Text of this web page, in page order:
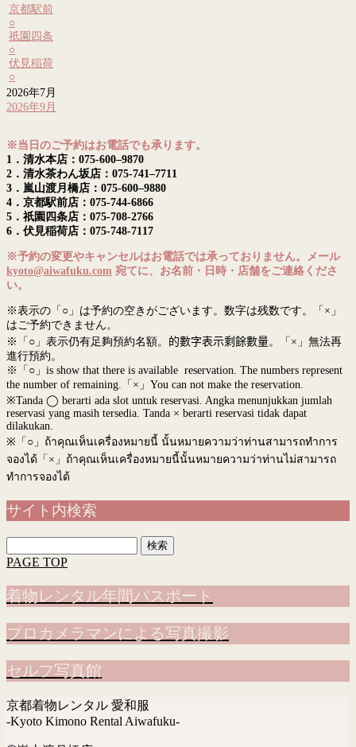
京都駅前
○
祇園四条
○
伏見稲荷
○
2026年7月
2026年9月
※当日のご予約はお電話でも承ります。
1．清水本店：075-600–9870
2．清水茶わん坂店：075-741–7711
3．嵐山渡月橋店：075-600–9880
4．京都駅前店：075-744-6866
5．祇園四条店：075-708-2766
6．伏見稲荷店：075-748-7117
※予約の変更やキャンセルはお電話では承っておりません。メール
kyoto@aiwafuku.com 宛てに、お名前・日時・店舗をご連絡くださ
い。
※表示の「○」は予約の空きがございます。数字は残数です。「×」
はご予約できません。
※「○」表示仍有足夠預約名額。 的數字表示剩餘數量。「×」無法再
進行預約。
※「○」is show that there is available reservation. The numbers represent
the number of remaining.「×」You can not make the reservation.
※Tanda ◯ berarti ada slot untuk reservasi. Angka menunjukkan jumlah
reservasi yang masih tersedia. Tanda × berarti reservasi tidak dapat
dilakukan.
※ 「○」ถ้าคุณเห็นเครื่องหมายนี้ นั้นหมายความว่าท่านสามารถทำการ
จองได้「×」ถ้าคุณเห็นเครื่องหมายนี้นั้นหมายความว่าท่านไม่สามารถ
ทำการจองได้
サイト内検索
索:
PAGE TOP
着物レンタル年間パスポート
プロカメラマンによる写真撮影
セルフ写真館
京都着物レンタル 愛和服
-Kyoto Kimono Rental Aiwafuku-